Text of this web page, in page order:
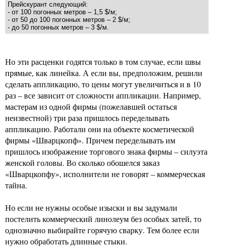
Прейскурант следующий:
- от 100 погонных метров – 1,5 $/м;
- от 50 до 100 погонных метров – 2 $/м;
- до 50 погонных метров – 3 $/м.
Но эти расценки годятся только в том случае, если швы
прямые, как линейка. А если вы, предположим, решили
сделать аппликацию, то цены могут увеличиться и в 10
раз – все зависит от сложности аппликации. Например,
мастерам из одной фирмы (пожелавшей остаться
неизвестной) три раза пришлось переделывать
аппликацию. Работали они на объекте косметической
фирмы «Шварцкопф». Причем переделывать им
пришлось изображение торгового знака фирмы – силуэта
женской головы. Во сколько обошелся заказ
«Шварцкопфу», исполнители не говорят – коммерческая
тайна.
Но если не нужны особые изыски и вы задумали
постелить коммерческий линолеум без особых затей, то
однозначно выбирайте горячую сварку. Тем более если
нужно обработать длинные стыки.